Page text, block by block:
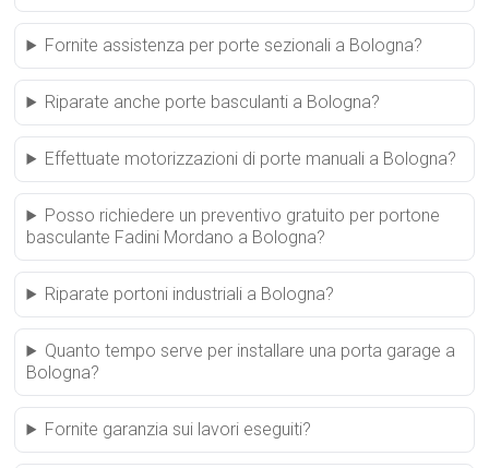
Fornite assistenza per porte sezionali a Bologna?
Riparate anche porte basculanti a Bologna?
Effettuate motorizzazioni di porte manuali a Bologna?
Posso richiedere un preventivo gratuito per portone
basculante Fadini Mordano a Bologna?
Riparate portoni industriali a Bologna?
Quanto tempo serve per installare una porta garage a
Bologna?
Fornite garanzia sui lavori eseguiti?